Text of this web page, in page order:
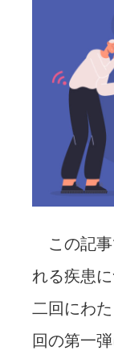
この記事
れる疾患
二回にわ
回の第一